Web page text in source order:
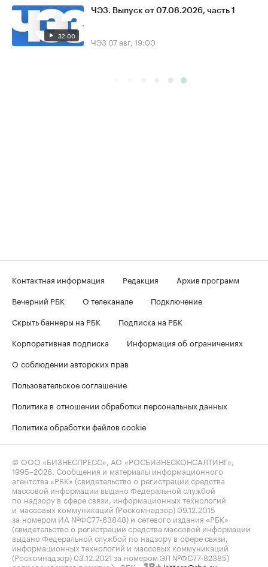
32:00
ЧЭЗ. Выпуск от 07.08.2026, часть 1
ЧЭЗ 07 авг, 19:00
Контактная информация Редакция
Архив программ
Вечерний РБК
О телеканале
Подключение
Скрыть баннеры на РБК
Подписка на РБК
Корпоративная подписка
Информация об ограничениях
О соблюдении авторских прав
Пользовательское соглашение
Политика в отношении обработки персональных данных
Политика обработки файлов cookie
© ООО «БИЗНЕСПРЕСС», АО «РОСБИЗНЕСКОНСАЛТИНГ»,
1995–2026 . Сообщения и материалы информационного
агентства «РБК» (свидетельство о регистрации средства
массовой информации выдано Федеральной службой
по надзору в сфере связи, информационных технологий
и массовых коммуникаций (Роскомнадзор) 09.12.2015
за номером ИА №ФС77-63848) и сетевого издания «РБК»
(свидетельство о регистрации средства массовой информации
выдано Федеральной службой по надзору в сфере связи,
информационных технологий и массовых коммуникаций
(Роскомнадзор) 03.12.2021 за номером ЭЛ №ФС77-82385)